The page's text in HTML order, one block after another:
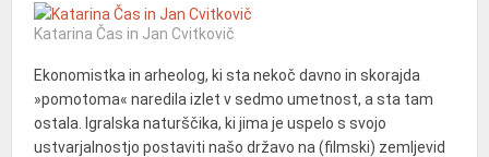
Katarina Čas in Jan Cvitkovič
Ekonomistka in arheolog, ki sta nekoč davno in skorajda
»pomotoma« naredila izlet v sedmo umetnost, a sta tam
ostala. Igralska naturščika, ki jima je uspelo s svojo
ustvarjalnostjo postaviti našo državo na (filmski) zemljevid